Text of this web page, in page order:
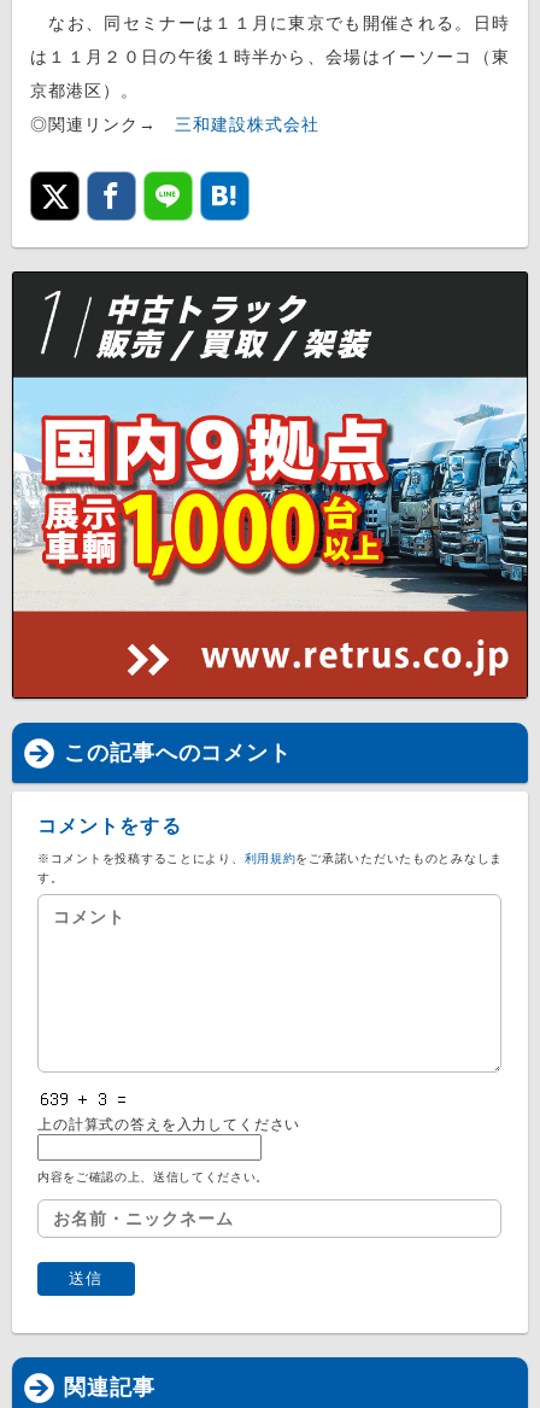
なお、同セミナーは１１月に東京でも開催される。日時
は１１月２０日の午後１時半から、会場はイーソーコ（東
京都港区）。
◎関連リンク→ 三和建設株式会社
この記事へのコメント
コメントをする
※コメントを投稿することにより、 利用規約をご承諾いただいたものとみなしま
す。
上の計算式の答えを入力してください
内容をご確認の上、送信してください。
関連記事